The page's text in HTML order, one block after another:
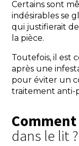
Certains sont
indésirables se
qui justifierait
la pièce.
Toutefois, il est
après une
pour éviter un
traitement anti-
dans le lit ?